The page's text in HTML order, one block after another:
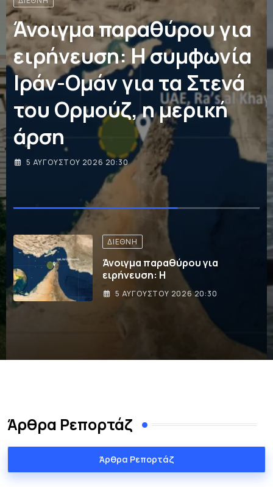
INS Drakon: Το νέο
υποβρύχιο-φάντασμα
του Ισραήλ που αλλάζει
τις ισορροπίες στη
Μέση Ανατολή
5 ΑΥΓΟΎΣΤΟΥ 2026 10:00
ΓΕΡΜΑΝΊΑ ΔΙΕΘΝΉ
ΕΙΔΉΣΕΙΣ ΚΑΙ ΝΈΑ
INS Drakon: Το νέο υποβρύχιο-
φάντασμα
5 ΑΥΓΟΎΣΤΟΥ 2026 10:00
Άρθρα Ρεπορτάζ
Άρθρα Ρεπορτάζ